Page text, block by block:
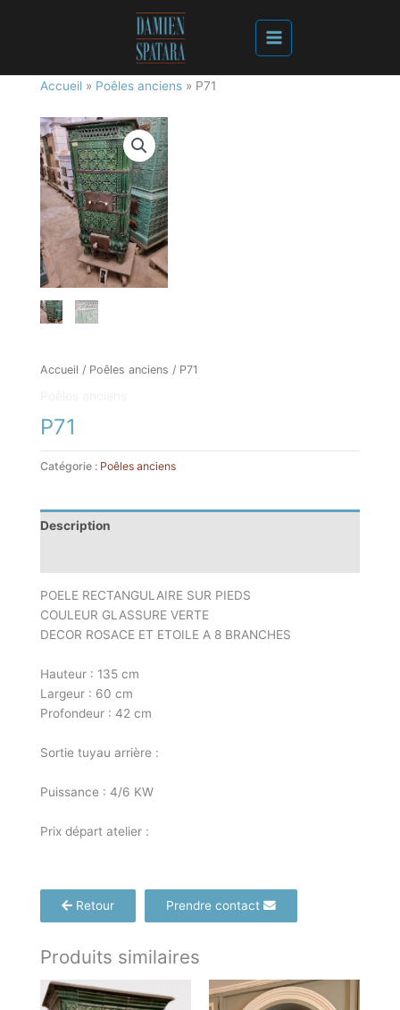
Accueil» Poêles anciens» P71
Accueil / Poêles anciens / P71
P71
Catégorie : Poêles anciens
Description
POELE RECTANGULAIRE SUR PIEDS
COULEUR GLASSURE VERTE
DECOR ROSACE ET ETOILE A 8 BRANCHES
Hauteur : 135 cm
Largeur : 60 cm
Profondeur : 42 cm
Sortie tuyau arrière :
Puissance : 4/6 KW
Prix départ atelier :
Retour Prendre contact
Produits similaires